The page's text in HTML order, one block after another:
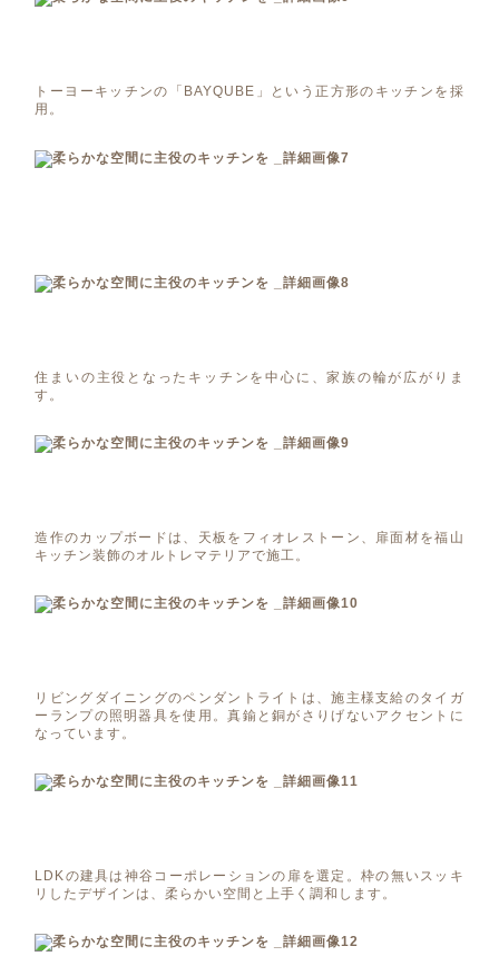
トーヨーキッチンの「BAYQUBE」という正方形のキッチンを採
用。
住まいの主役となったキッチンを中心に、家族の輪が広がりま
す。
造作のカップボードは、天板をフィオレストーン、扉面材を福山
キッチン装飾のオルトレマテリアで施工。
リビングダイニングのペンダントライトは、施主様支給のタイガ
ーランプの照明器具を使用。真鍮と銅がさりげないアクセントに
なっています。
LDKの建具は神谷コーポレーションの扉を選定。枠の無いスッキ
リしたデザインは、柔らかい空間と上手く調和します。